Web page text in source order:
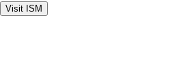
Visit ISM